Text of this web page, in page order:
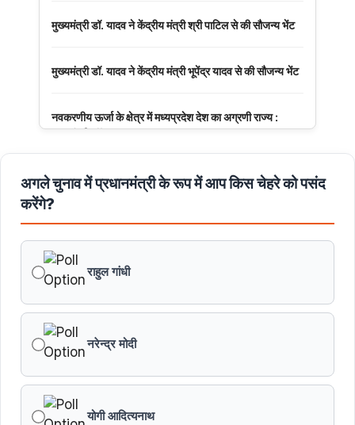
मुख्यमंत्री डॉ. यादव ने केंद्रीय मंत्री श्री पाटिल से की सौजन्य भेंट
मुख्यमंत्री डॉ. यादव ने केंद्रीय मंत्री भूपेंद्र यादव से की सौजन्य भेंट
नवकरणीय ऊर्जा के क्षेत्र में मध्यप्रदेश देश का अग्रणी राज्य :
मुख्यमंत्री डॉ. यादव
मुख्यमंत्री डॉ. यादव की जनोन्मुखी पहल
मुख्यमंत्री डॉ. यादव ने पूर्व विदेश मंत्री श्रीमती सुषमा स्वराज की
पुण्यतिथि पर श्रद्धांजलि अर्पित की
जन-कल्याणकारी तथा हितग्राही मूलक योजनाओं को अधिक प्रभावी
बनाने के लिए अनुशंसाएं देने उच्च स्तरीय समिति गठित
मध्यप्रदेश में सृजन संवाद अभियान का शुभारंभ
मध्यप्रदेश पुलिस की अवैध मादक पदार्थों के विरूद्ध प्रभावी कार्यवाही
अगले चुनाव में प्रधानमंत्री के रूप में आप किस चेहरे को पसंद
करेंगे?
राहुल गांधी
नरेन्द्र मोदी
योगी आदित्यनाथ